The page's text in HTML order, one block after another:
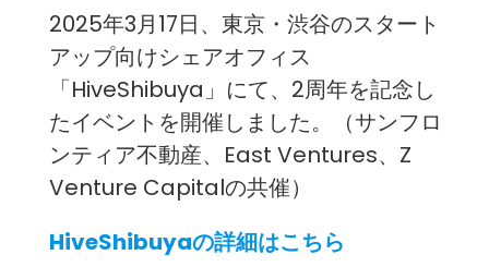
2025年3月17日、東京・渋谷のスタート
アップ向けシェアオフィス
「HiveShibuya」にて、2周年を記念し
たイベントを開催しました。（サンフロ
ンティア不動産、East Ventures、Z
Venture Capitalの共催）
HiveShibuyaの詳細はこちら